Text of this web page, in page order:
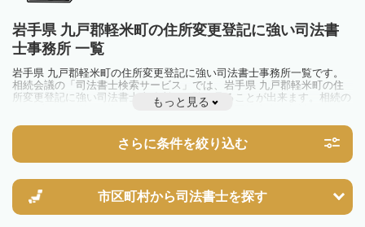
岩手県 九戸郡軽米町の住所変更登記に強い司法書
士事務所 一覧
岩手県 九戸郡軽米町の住所変更登記に強い司法書士事務所一覧です。
相続会議の「司法書士検索サービス」では、岩手県 九戸郡軽米町の住
所変更登記に強い司法書士事務所を一覧で見ることが出来ます。相続の
トラブルやお悩みを抱えている方は一度近隣の司法書士に相談してみま
もっと見る
さらに条件を絞り込む
市区町村から司法書士を探す